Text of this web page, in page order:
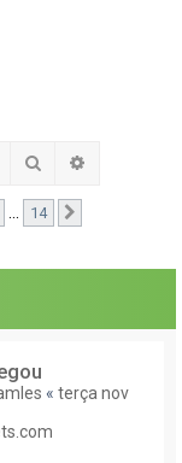
Pesquisar
14
« terça nov